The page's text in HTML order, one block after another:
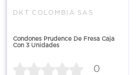
DKT COLOMBIA SAS
Condones Prudence De Fresa Caja
Con 3 Unidades
0